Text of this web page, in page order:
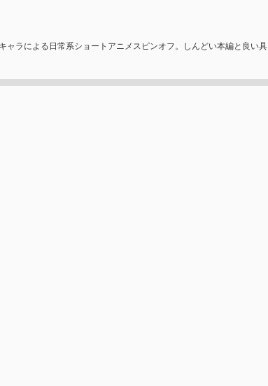
ャラによる日常系ショートアニメスピンオフ。しんどい本編と良い具